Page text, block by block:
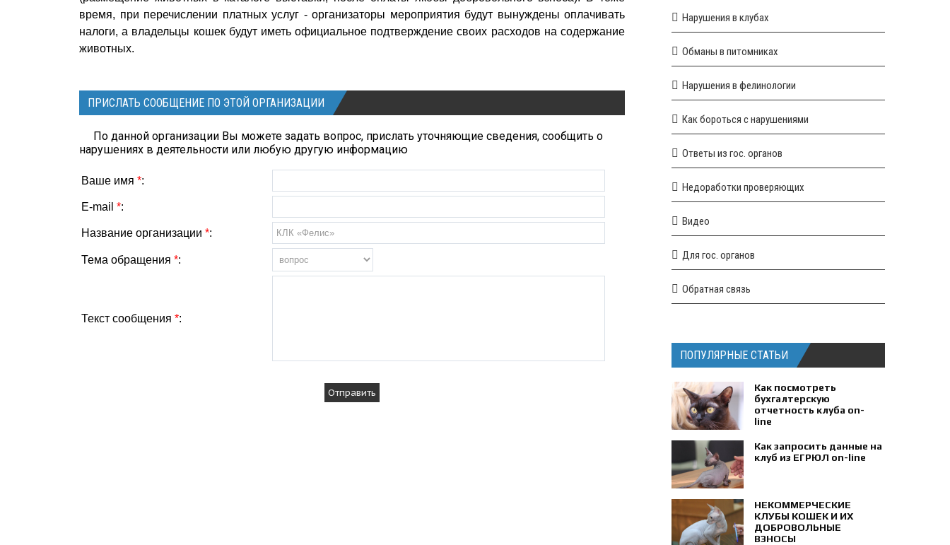
время, при перечислении платных услуг - организаторы мероприятия будут вынуждены оплачивать
налоги, а владельцы кошек будут иметь официальное подтверждение своих расходов на содержание
животных.
ПРИСЛАТЬ СООБЩЕНИЕ ПО ЭТОЙ ОРГАНИЗАЦИИ
По данной организации Вы можете задать вопрос, прислать уточняющие сведения, сообщить о
нарушениях в деятельности или любую другую информацию
Ваше имя *:
E-mail *:
Название организации *:
Тема обращения *:
Текст сообщения *:
Нарушения в клубах
Обманы в питомниках
Нарушения в фелинологии
Как бороться с нарушениями
Ответы из гос. органов
Недоработки проверяющих
Видео
Для гос. органов
Обратная связь
ПОПУЛЯРНЫЕ СТАТЬИ
Как посмотреть
бухгалтерскую
отчетность клуба on-
line
Как запросить данные на
клуб из ЕГРЮЛ on-line
НЕКОММЕРЧЕСКИЕ
КЛУБЫ КОШЕК И ИХ
ДОБРОВОЛЬНЫЕ
ВЗНОСЫ